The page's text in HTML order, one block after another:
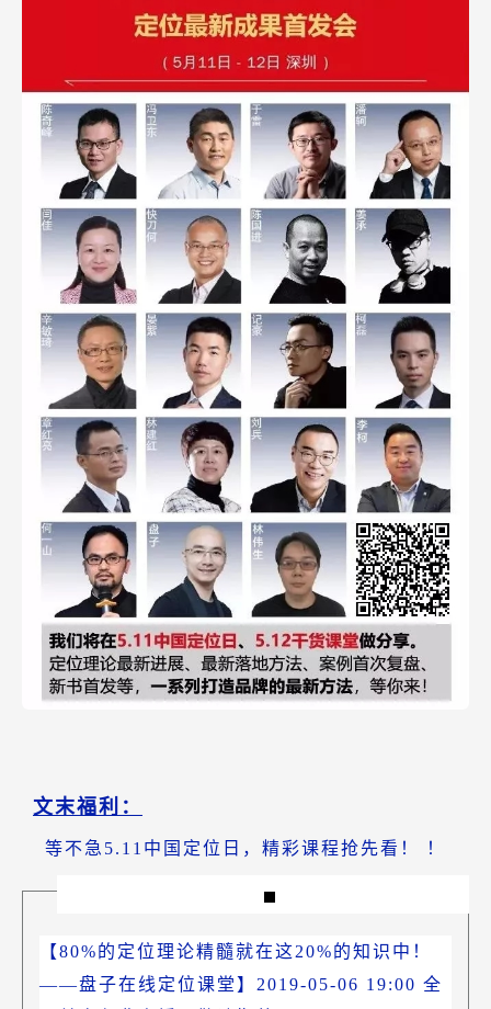
文末福利：
等不急5.11中国定位日，精彩课程抢先看！ ！
【80%的定位理论精髓就在这20%的知识中！
——盘子在线定位课堂】2019-05-06 19:00 全